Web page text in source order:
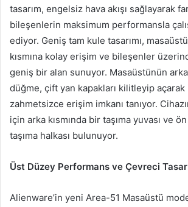
tasarım, engelsiz hava akışı sağlayarak
bileşenlerin maksimum performansla
ediyor. Geniş tam kule tasarımı,
kısmına kolay erişim ve bileşenler
geniş bir alan sunuyor. Masaüstünün
düğme, çift yan kapakları kilitleyip
zahmetsizce erişim imkanı tanıyor.
için arka kısmında bir taşıma yuvası ve
taşıma halkası bulunuyor.
Üst Düzey Performans ve Çevreci
Alienware’in yeni Area-51 Masaüstü